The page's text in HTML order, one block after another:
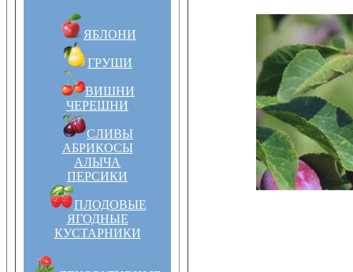
ЯБЛОНИ
ГРУШИ
ВИШНИ
ЧЕРЕШНИ
СЛИВЫ
АБРИКОСЫ
АЛЫЧА
ПЕРСИКИ
ПЛОДОВЫЕ
ЯГОДНЫЕ
КУСТАРНИКИ